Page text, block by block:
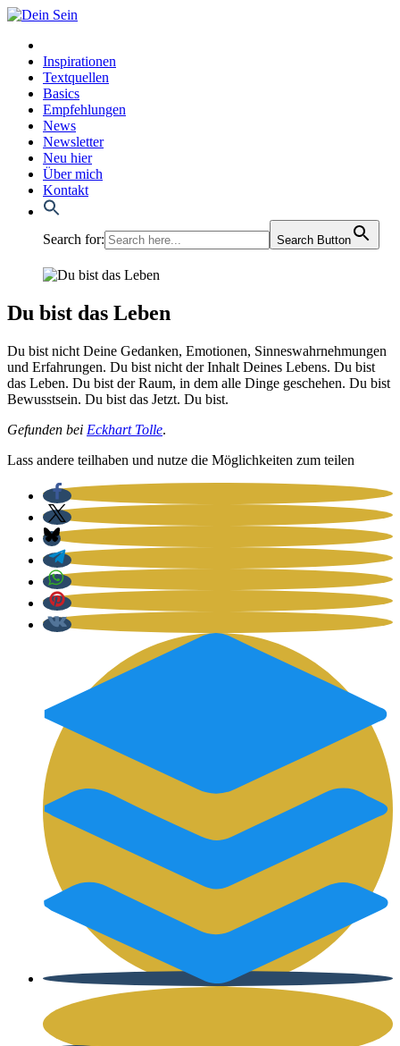
Inspirationen
Textquellen
Basics
Empfehlungen
News
Newsletter
Neu hier
Über mich
Kontakt
Search for: Search Button
Du bist das Leben
Du bist nicht Dei­ne Gedan­ken, Emo­tio­nen, Sin­nes­wahr­neh­mun­gen
und Erfah­run­gen. Du bist nicht der Inhalt Dei­nes Lebens. Du bist
das Leben. Du bist der Raum, in dem alle Din­ge gesche­hen. Du bist
Bewusst­sein. Du bist das Jetzt. Du bist.
Gefun­den bei Eck­hart Tol­le.
Lass ande­re teil­ha­ben und nut­ze die Mög­lich­kei­ten zum tei­len